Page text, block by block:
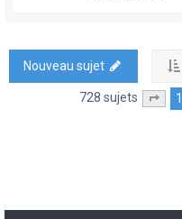
Nouveau sujet
728 sujets Page
1